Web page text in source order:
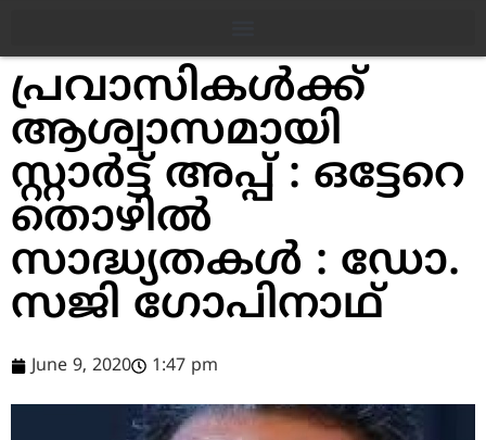
പ്രവാസികൾക്ക്
ആശ്വാസമായി
സ്റ്റാർട്ട് അപ്പ് : ഒട്ടേറെ
തൊഴിൽ
സാദ്ധ്യതകൾ : ഡോ.
സജി ഗോപിനാഥ്
June 9, 2020 1:47 pm